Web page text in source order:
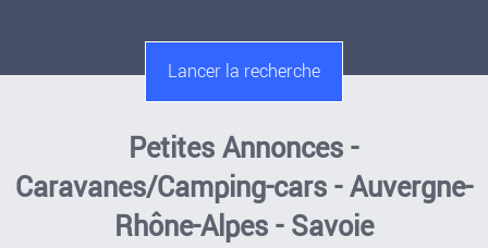
Petites Annonces -
Caravanes/Camping-cars - Auvergne-
Rhône-Alpes - Savoie